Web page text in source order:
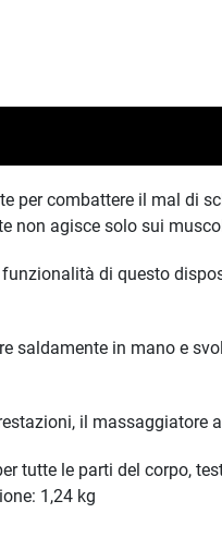
combattere il mal di
non agisce solo sui
di questo
in mano e
il massaggiatore
tutte le parti del corpo,
1,24 kg